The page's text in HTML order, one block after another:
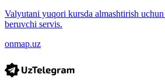
Valyutani yuqori kursda almashtirish
beruvchi servis.
onmap.uz